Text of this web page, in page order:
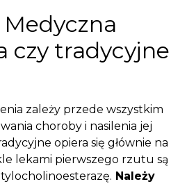
czy tradycyjne
zależy przede wszystkim
choroby i nasilenia jej
opiera się głównie na
lekami pierwszego rzutu są
Należy